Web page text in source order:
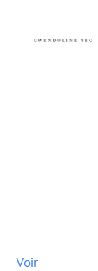
Voir